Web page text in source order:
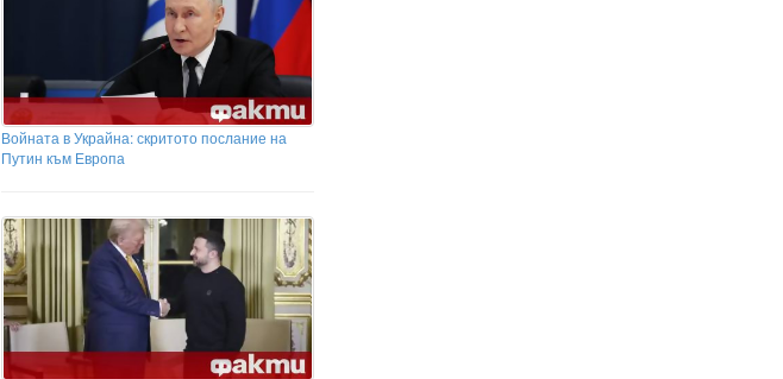
Войната в Украйна: скритото послание на
Путин към Европа